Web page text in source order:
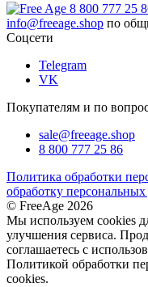
8 800 777 25
info@freeage.shop по
Соцсети
Telegram
VK
Покупателям и по
sale@freeage.shop
8 800 777 25 86
Политика обработки
обработку
© FreeAge 2026
Мы используем cookies
улучшения сервиса.
соглашаетесь с
Политикой обработки
cookies.